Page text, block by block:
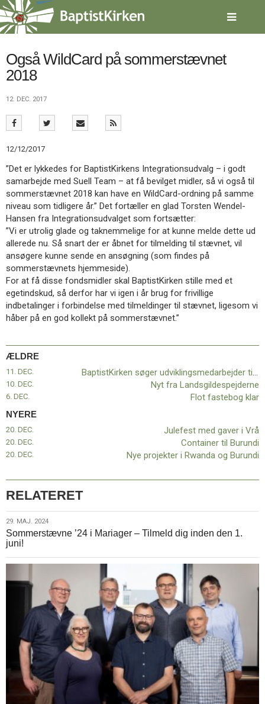
Spring
menu
over
gå
indholdVend
forsiden
Forside
3.0:
Kalender
4.0:
Inspiration
5.0:
Værktøjskassen
6.0:
Mission
7.0:
Om
BaptistKirken
8.0:
Kontakt
9.0:
Forside
10.0:
Nyheder
11.0:
Kalender
12.0:
Inspiration
13.0:
Værktøjskassen
14.0:
Mission
15.0:
Om
16.0:
Kontakt
indlæg:
Julefest
med
gaver
VråForrige
indlæg:
søger
udviklingsmedarbejder
Rwanda
Også WildCard på sommerstævnet
2018
12. DEC. 2017
12/12/2017
”Det er lykkedes for BaptistKirkens Integrationsudvalg – i godt
samarbejde med Suell Team – at få bevilget midler, så vi også til
sommerstævnet 2018 kan have en WildCard-ordning på samme
niveau som tidligere år.” Det fortæller en glad Torsten Wendel-
Hansen fra Integrationsudvalget som fortsætter:
”Vi er utrolig glade og taknemmelige for at kunne melde dette ud
allerede nu. Så snart der er åbnet for tilmelding til stævnet, vil
ansøgere kunne sende en ansøgning (som findes på
sommerstævnets hjemmeside).
For at få disse fondsmidler skal BaptistKirken stille med et
egetindskud, så derfor har vi igen i år brug for frivillige
indbetalinger i forbindelse med tilmeldinger til stævnet, ligesom vi
håber på en god kollekt på sommerstævnet.”
ÆLDRE
11. DEC. BaptistKirken søger udviklingsmedarbejder til Rwanda
10. DEC. Nyt fra Landsgildespejderne
6. DEC. Flot fastebog klar
NYERE
Julefest med gaver i Vrå
20. DEC.
Container til Burundi
20. DEC.
Nye projekter i Rwanda og Burundi
20. DEC.
RELATERET
29.
maj.
2024
29. MAJ. 2024
Sommerstævne ’24 i Mariager – Tilmeld dig inden den 1.
juni!